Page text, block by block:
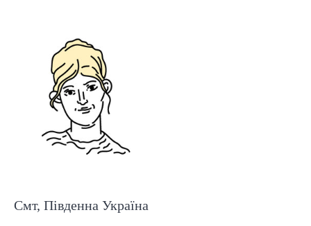
Смт, Південна Україна